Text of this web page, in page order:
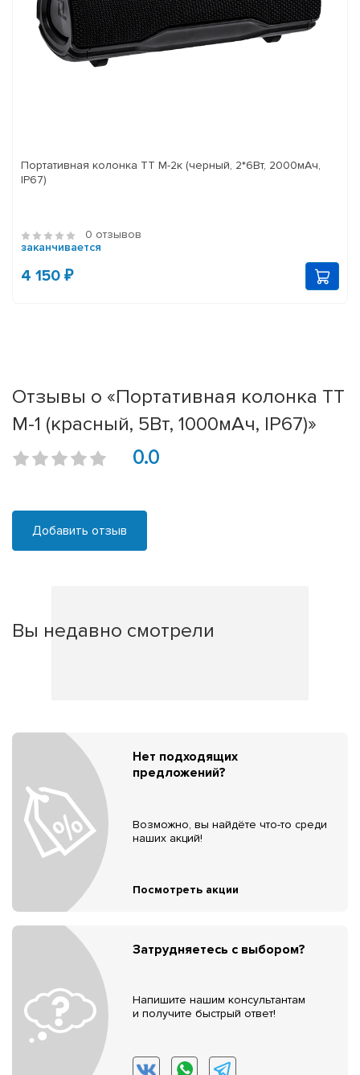
Портативная колонка ТТ М-2к (черный, 2*6Вт, 2000мАч,
IP67)
0 отзывов
заканчивается
4 150 ₽
Отзывы о «Портативная колонка ТТ
М-1 (красный, 5Вт, 1000мАч, IP67)»
0.0
Добавить отзыв
Вы недавно смотрели
Нет подходящих
предложений?
Возможно, вы найдёте что-то среди
наших акций!
Посмотреть акции
Затрудняетесь с выбором?
Напишите нашим консультантам
и получите быстрый ответ!